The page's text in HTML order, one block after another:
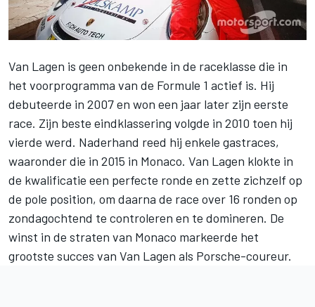
Van Lagen is geen onbekende in de raceklasse die in
het voorprogramma van de Formule 1 actief is. Hij
debuteerde in 2007 en won een jaar later zijn eerste
race. Zijn beste eindklassering volgde in 2010 toen hij
vierde werd. Naderhand reed hij enkele gastraces,
waaronder die in 2015 in Monaco. Van Lagen klokte in
de kwalificatie een perfecte ronde en zette zichzelf op
de pole position, om daarna de race over 16 ronden op
zondagochtend te controleren en te domineren. De
winst in de straten van Monaco markeerde het
grootste succes van Van Lagen als Porsche-coureur.